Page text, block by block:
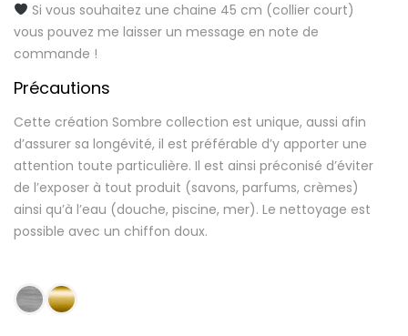
Si vous souhaitez une chaine 45 cm (collier court)
vous pouvez me laisser un message en note de
commande !
Précautions
Cette création Sombre collection est unique, aussi afin
d’assurer sa longévité, il est préférable d’y apporter une
attention toute particulière. Il est ainsi préconisé d’éviter
de l’exposer à tout produit (savons, parfums, crèmes)
ainsi qu’à l’eau (douche, piscine, mer). Le nettoyage est
possible avec un chiffon doux.